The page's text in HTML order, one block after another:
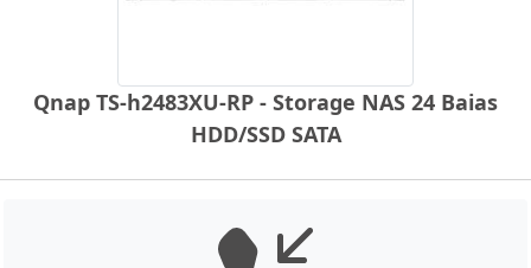
Qnap TS-h2483XU-RP - Storage NAS 24 Baias
HDD/SSD SATA